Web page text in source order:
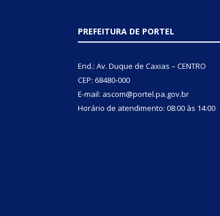
PREFEITURA DE PORTEL
End.: Av. Duque de Caxias – CENTRO
CEP: 68480-000
E-mail: ascom@portel.pa.gov.br
Horário de atendimento: 08:00 às 14:00